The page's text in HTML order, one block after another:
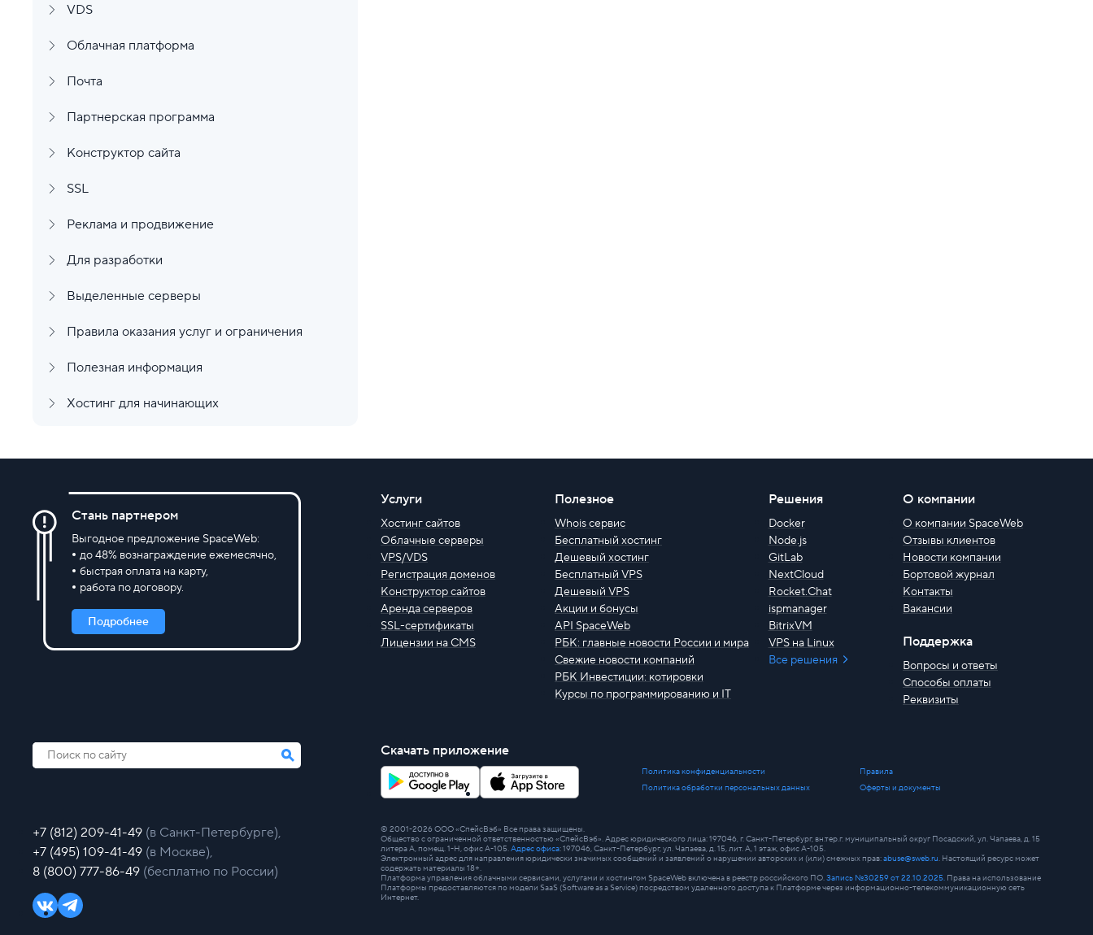
VDS
Облачная платформа
Почта
Партнерская программа
Конструктор сайта
SSL
Реклама и продвижение
Для разработки
Выделенные серверы
Правила оказания услуг и ограничения
Полезная информация
Хостинг для начинающих
Стань партнером
Выгодное предложение SpaceWeb:
до 48% вознаграждение ежемесячно,
быстрая оплата на карту,
работа по договору.
Подробнее
Услуги
Хостинг сайтов
Облачные серверы
VPS/VDS
Регистрация доменов
Конструктор сайтов
Аренда серверов
SSL-сертификаты
Лицензии на CMS
Полезное
Whois сервис
Бесплатный хостинг
Дешевый хостинг
Бесплатный VPS
Дешевый VPS
Акции и бонусы
API SpaceWeb
РБК: главные новости России и мира
Свежие новости компаний
РБК Инвестиции: котировки
Курсы по программированию и IT
Решения
Docker
Node.js
GitLab
NextCloud
Rocket.Chat
ispmanager
BitrixVM
VPS на Linux
Все решения
О компании
О компании SpaceWeb
Отзывы клиентов
Новости компании
Бортовой журнал
Контакты
Вакансии
Поддержка
Вопросы и ответы
Способы оплаты
Реквизиты
Скачать приложение
Политика конфиденциальности
Правила
Политика обработки персональных данных
Оферты и документы
+7 (812) 209-41-49 (в Санкт-Петербурге),
+7 (495) 109-41-49 (в Москве),
8 (800) 777-86-49 (бесплатно по России)
© 2001-2026 ООО «СпейсВэб» Все права защищены.
Общество с ограниченной ответственностью «СпейсВэб». Адрес юридического лица: 197046, г. Санкт-Петербург, вн.тер.г. муниципальный округ Посадский, ул. Чапаева, д. 15
литера А, помещ. 1-Н, офис А-105.Адрес офиса: 197046, Санкт-Петербург, ул. Чапаева, д. 15, лит. А, 1 этаж, офис А-105.
Электронный адрес для направления юридически значимых сообщений и заявлений о нарушении авторских и (или) смежных прав:abuse@sweb.ru. Настоящий ресурс может
содержать материалы 18+.
Платформа управления облачными сервисами, услугами и хостингом SpaceWeb включена в реестр российского ПО.Запись №30259 от 22.10.2025. Права на использование
Платформы предоставляются по модели SaaS (Software as a Service) посредством удаленного доступа к Платформе через информационно-телекоммуникационную сеть
Интернет.